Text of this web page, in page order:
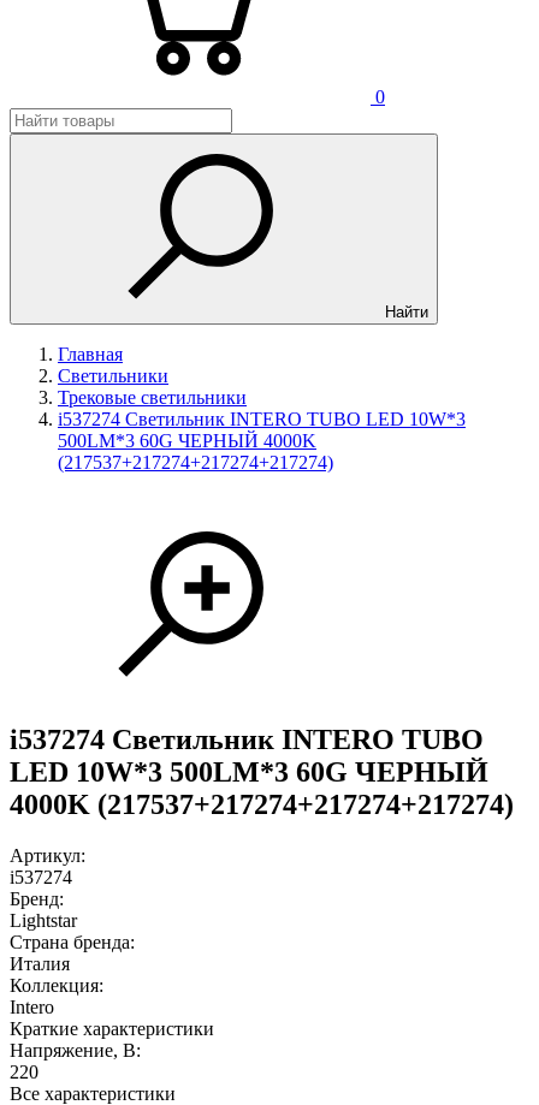
0
Найти
Главная
Светильники
Трековые светильники
i537274 Светильник INTERO TUBO LED 10W*3
500LM*3 60G ЧЕРНЫЙ 4000K
(217537+217274+217274+217274)
i537274 Светильник INTERO TUBO
LED 10W*3 500LM*3 60G ЧЕРНЫЙ
4000K (217537+217274+217274+217274)
Артикул:
i537274
Бренд:
Lightstar
Страна бренда:
Италия
Коллекция:
Intero
Краткие характеристики
Напряжение, В:
220
Все характеристики